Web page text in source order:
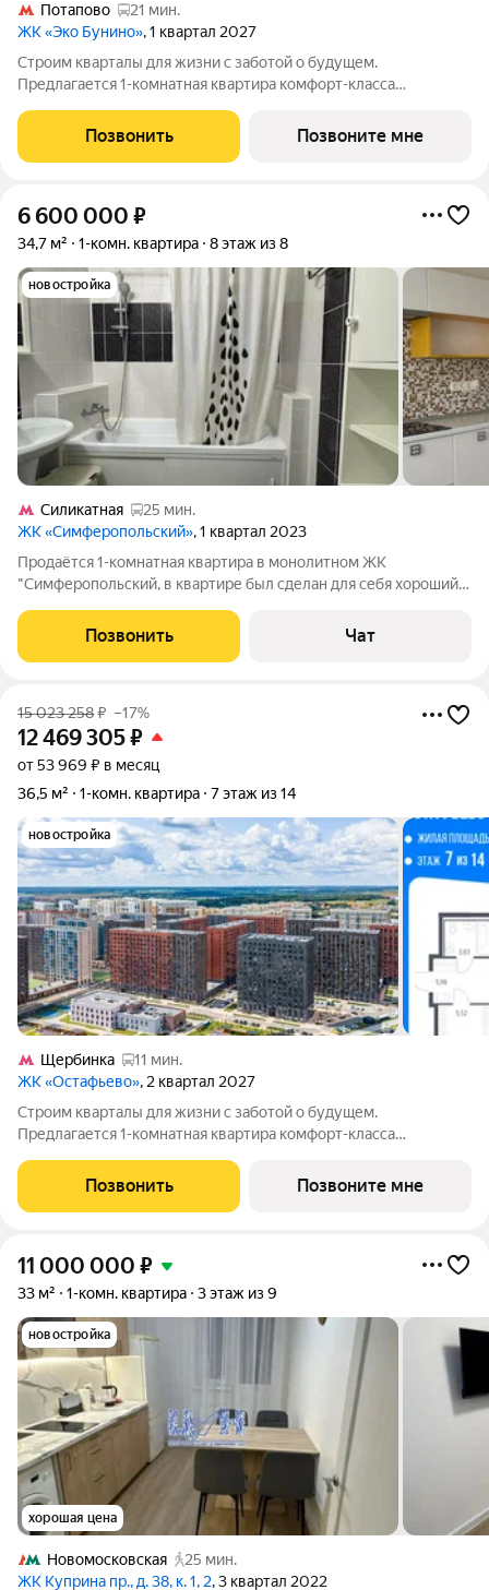
Потапово
21 мин.
ЖК «Эко Бунино», 1 квартал 2027
Строим кварталы для жизни с заботой о будущем.
Предлагается 1-комнатная квартира комфорт-класса
в жилом комплексе "Эко Бунино".Застройщик сдает квартиры
с отделкой в нескольких вариантах:
Позвонить Позвоните мне
6 600 000 ₽
34,7 м² 1-комн. квартира 8 этаж из 8
новостройка
Силикатная
25 мин.
ЖК «Симферопольский», 1 квартал 2023
Продаётся 1-комнатная квартира в монолитном ЖК
"Симферопольский, в квартире был сделан для себя хороший,
дополнительно утеплен, покрашен, поставлены стеклопакеты,
окна выходят во двор, хороший
Позвонить Чат
15 023 258₽ –17%
12 469 305₽
от 53 969 ₽ в месяц
36,5 м²
1-комн. квартира 7 этаж из 14
новостройка
Щербинка
11 мин.
ЖК «Остафьево», 2 квартал 2027
Строим кварталы для жизни с заботой о будущем.
Предлагается 1-комнатная квартира комфорт-класса
жилом комплексе "Остафьево".Застройщик сдает квартиры с
отделкой в нескольких вариантах:
Позвонить Позвоните мне
11 000 000 ₽
33 м² 1-комн. квартира 3 этаж из 9
новостройка
хорошая цена
Новомосковская
25 мин.
ЖК Куприна пр., д. 38, к. 1, 2, 3 квартал 2022